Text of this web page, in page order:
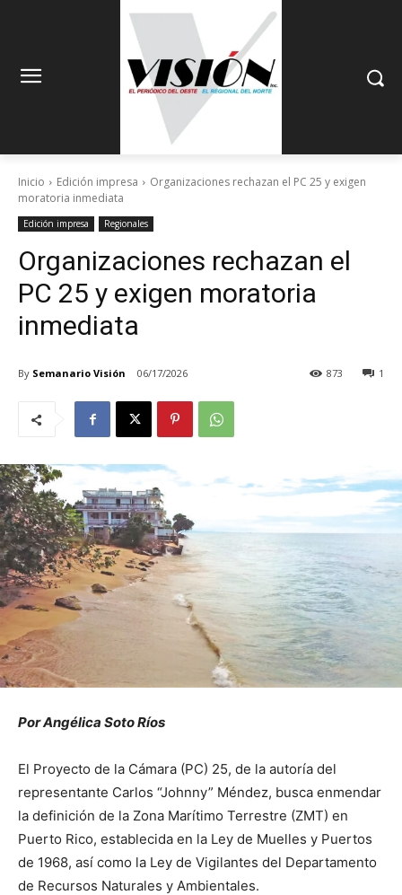
Inicio Edición impresa
Organizaciones rechazan el PC 25 y exigen
moratoria inmediata
Edición impresa Regionales
Organizaciones rechazan el
PC 25 y exigen moratoria
inmediata
By Semanario Visión 06/17/2026 1
873
Por Angélica Soto Ríos
El Proyecto de la Cámara (PC) 25, de la autoría del
representante Carlos “Johnny” Méndez, busca enmendar
la definición de la Zona Marítimo Terrestre (ZMT) en
Puerto Rico, establecida en la Ley de Muelles y Puertos
de 1968, así como la Ley de Vigilantes del Departamento
de Recursos Naturales y Ambientales.